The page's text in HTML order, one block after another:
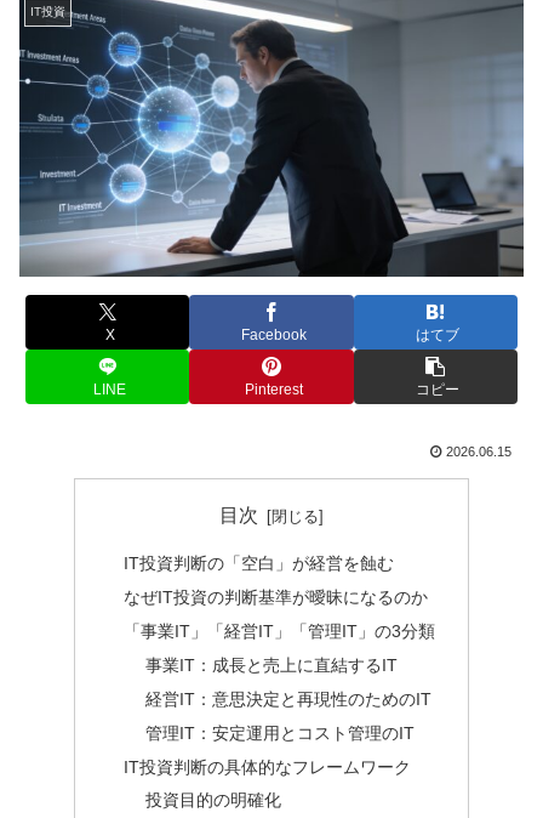
IT投資
X Facebook はてブ
LINE Pinterest コピー
2026.06.15
目次
IT投資判断の「空白」が経営を蝕む
なぜIT投資の判断基準が曖昧になるのか
「事業IT」「経営IT」「管理IT」の3分類
事業IT：成長と売上に直結するIT
経営IT：意思決定と再現性のためのIT
管理IT：安定運用とコスト管理のIT
IT投資判断の具体的なフレームワーク
投資目的の明確化